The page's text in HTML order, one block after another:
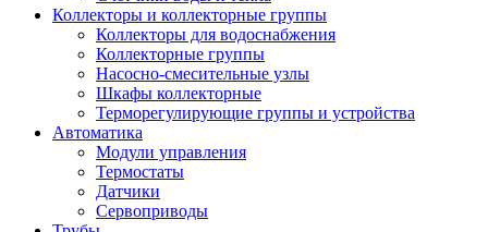
Коллекторы и коллекторные группы
Коллекторы для водоснабжения
Коллекторные группы
Насосно-смесительные узлы
Шкафы коллекторные
Терморегулирующие группы и устройства
Автоматика
Модули управления
Термостаты
Датчики
Сервоприводы